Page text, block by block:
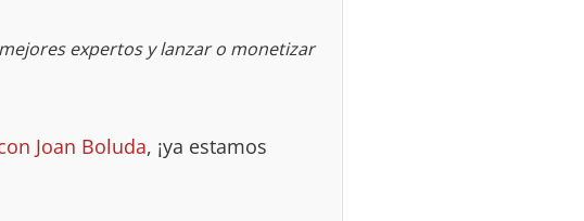
expertos y lanzar o monetizar
Joan Boluda, ¡ya estamos